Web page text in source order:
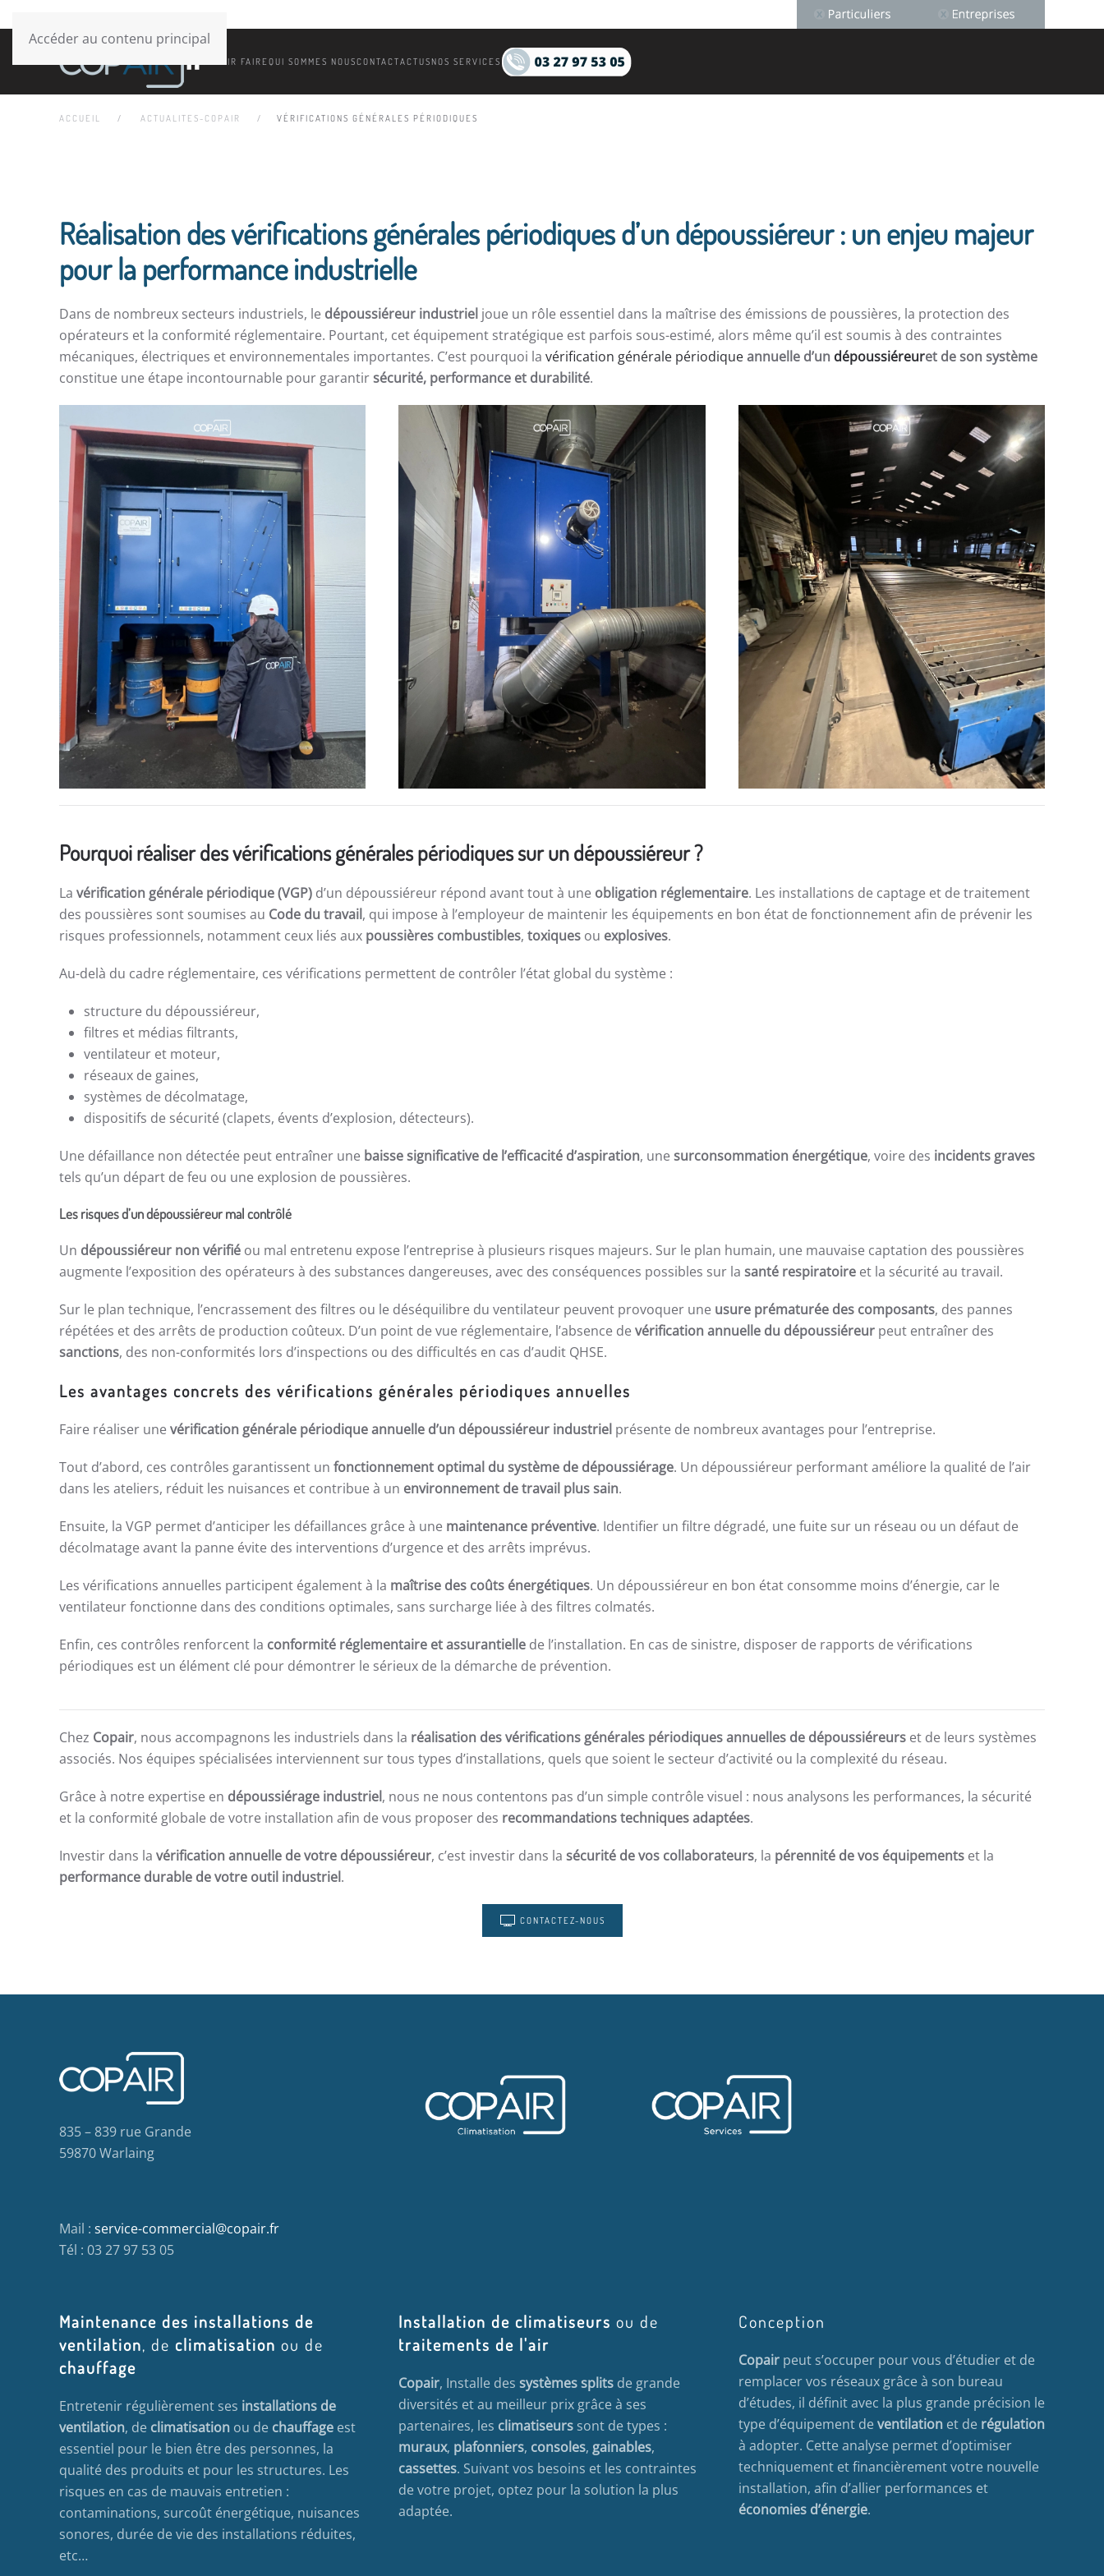
Accéder au contenu principal
SAVOIR FAIREQUI SOMMES NOUSCONTACTACTUS NOS SERVICES
ACCUEIL ACTUALITES-COPAIR VÉRIFICATIONS GÉNÉRALES PÉRIODIQUES
Réalisation des vérifications générales périodiques d’un dépoussiéreur : un enjeu majeur
pour la performance industrielle
Dans de nombreux secteurs industriels, le dépoussiéreur industriel joue un rôle essentiel dans la maîtrise des émissions de poussières, la protection des
opérateurs et la conformité réglementaire. Pourtant, cet équipement stratégique est parfois sous-estimé, alors même qu’il est soumis à des contraintes
mécaniques, électriques et environnementales importantes. C’est pourquoi la vérification générale périodiqueannuelle d’un dépoussiéreuret de son système
constitue une étape incontournable pour garantirsécurité, performance et durabilité.
Pourquoi réaliser des vérifications générales périodiques sur un dépoussiéreur ?
La vérification générale périodique (VGP) d’un dépoussiéreur répond avant tout à une obligation réglementaire. Les installations de captage et de traitement
des poussières sont soumises au Code du travail, qui impose à l’employeur de maintenir les équipements en bon état de fonctionnement afin de prévenir les
risques professionnels, notamment ceux liés aux poussières combustibles, toxiques ou explosives.
Au-delà du cadre réglementaire, ces vérifications permettent de contrôler l’état global du système :
structure du dépoussiéreur,
filtres et médias filtrants,
ventilateur et moteur,
réseaux de gaines,
systèmes de décolmatage,
dispositifs de sécurité (clapets, évents d’explosion, détecteurs).
Une défaillance non détectée peut entraîner une baisse significative de l’efficacité d’aspiration, une surconsommation énergétique, voire des incidents graves
tels qu’un départ de feu ou une explosion de poussières.
Les risques d’un dépoussiéreur mal contrôlé
Un dépoussiéreur non vérifié ou mal entretenu expose l’entreprise à plusieurs risques majeurs. Sur le plan humain, une mauvaise captation des poussières
augmente l’exposition des opérateurs à des substances dangereuses, avec des conséquences possibles sur la santé respiratoire et la sécurité au travail.
Sur le plan technique, l’encrassement des filtres ou le déséquilibre du ventilateur peuvent provoquer une usure prématurée des composants, des pannes
répétées et des arrêts de production coûteux. D’un point de vue réglementaire, l’absence de vérification annuelle du dépoussiéreur peut entraîner des
sanctions, des non-conformités lors d’inspections ou des difficultés en cas d’audit QHSE.
Les avantages concrets des vérifications générales périodiques annuelles
Faire réaliser une vérification générale périodique annuelle d’un dépoussiéreur industriel présente de nombreux avantages pour l’entreprise.
Tout d’abord, ces contrôles garantissent un fonctionnement optimal du système de dépoussiérage. Un dépoussiéreur performant améliore la qualité de l’air
dans les ateliers, réduit les nuisances et contribue à un environnement de travail plus sain.
Ensuite, la VGP permet d’anticiper les défaillances grâce à une maintenance préventive. Identifier un filtre dégradé, une fuite sur un réseau ou un défaut de
décolmatage avant la panne évite des interventions d’urgence et des arrêts imprévus.
Les vérifications annuelles participent également à la maîtrise des coûts énergétiques. Un dépoussiéreur en bon état consomme moins d’énergie, car le
ventilateur fonctionne dans des conditions optimales, sans surcharge liée à des filtres colmatés.
Enfin, ces contrôles renforcent la conformité réglementaire et assurantielle de l’installation. En cas de sinistre, disposer de rapports de vérifications
périodiques est un élément clé pour démontrer le sérieux de la démarche de prévention.
Chez Copair, nous accompagnons les industriels dans la réalisation des vérifications générales périodiques annuelles de dépoussiéreurs et de leurs systèmes
associés. Nos équipes spécialisées interviennent sur tous types d’installations, quels que soient le secteur d’activité ou la complexité du réseau.
Grâce à notre expertise en dépoussiérage industriel, nous ne nous contentons pas d’un simple contrôle visuel : nous analysons les performances, la sécurité
et la conformité globale de votre installation afin de vous proposer des recommandations techniques adaptées.
Investir dans la vérification annuelle de votre dépoussiéreur, c’est investir dans la sécurité de vos collaborateurs, la pérennité de vos équipements et la
performance durable de votre outil industriel.
CONTACTEZ-NOUS
835 – 839 rue Grande
59870 Warlaing
Mail : service-commercial@copair.fr
Tél : 03 27 97 53 05
Maintenance des installations de
ventilation, de climatisation ou de
chauffage
Entretenir régulièrement ses installations de
ventilation, de climatisation ou de chauffage est
essentiel pour le bien être des personnes, la
qualité des produits et pour les structures. Les
risques en cas de mauvais entretien :
contaminations, surcoût énergétique, nuisances
sonores, durée de vie des installations réduites,
etc…
Installation de climatiseurs ou de
traitements de l'air
Copair, Installe des systèmes splits de grande
diversités et au meilleur prix grâce à ses
partenaires, les climatiseurs sont de types :
muraux, plafonniers, consoles, gainables,
cassettes. Suivant vos besoins et les contraintes
de votre projet, optez pour la solution la plus
adaptée.
Conception
Copairpeut s’occuper pour vous d’étudier et de
remplacer vos réseaux grâce à son bureau
d’études, il définit avec la plus grande précision le
type d’équipement deventilationet de régulation
à adopter. Cette analyse permet d’optimiser
techniquement et financièrement votre nouvelle
installation, afin d’allier performances et
économies d’énergie.